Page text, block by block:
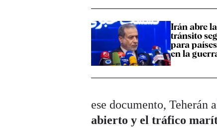
Irán abre
tránsito
para
en la
ese documento, Teherán
abierto y el tráfico